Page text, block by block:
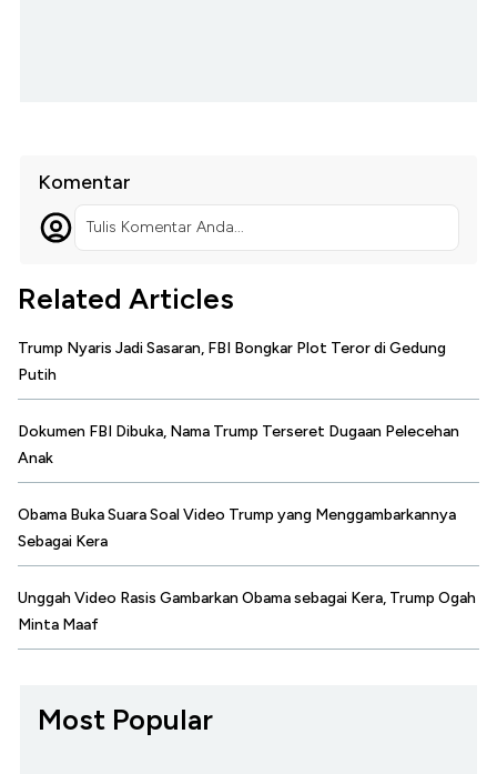
Komentar
Tulis Komentar Anda...
Related Articles
Trump Nyaris Jadi Sasaran, FBI Bongkar Plot Teror di Gedung
Putih
Dokumen FBI Dibuka, Nama Trump Terseret Dugaan Pelecehan
Anak
Obama Buka Suara Soal Video Trump yang Menggambarkannya
Sebagai Kera
Unggah Video Rasis Gambarkan Obama sebagai Kera, Trump Ogah
Minta Maaf
Most Popular